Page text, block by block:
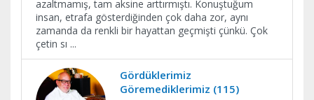
azaltmamış, tam aksine arttırmıştı. Konuştuğum
insan, etrafa gösterdiğinden çok daha zor, aynı
zamanda da renkli bir hayattan geçmişti çünkü. Çok
çetin sı ...
Gördüklerimiz
Göremediklerimiz (115)